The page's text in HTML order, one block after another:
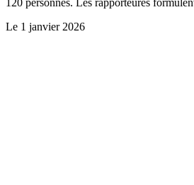
Le 1 janvier 2026